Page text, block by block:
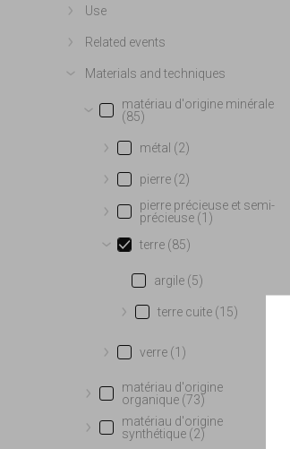
Show more
Use
Show more
Related events
Show more
Materials and techniques
Show more
matériau d'origine minérale
(85)
Show more
métal (2)
Show more
pierre (2)
Show more
pierre précieuse et semi-
précieuse (1)
Show more
terre (85)
argile (5)
Show moreterre cuite (15)
Show more
verre (1)
Show more
matériau d'origine
organique (73)
Show more
matériau d'origine
synthétique (2)